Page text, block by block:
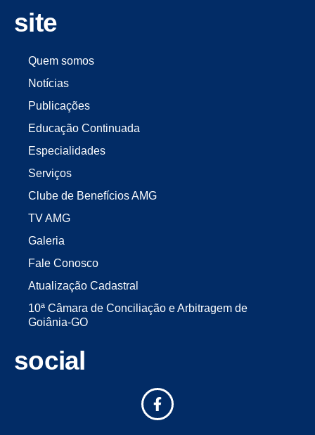
site
Quem somos
Notícias
Publicações
Educação Continuada
Especialidades
Serviços
Clube de Benefícios AMG
TV AMG
Galeria
Fale Conosco
Atualização Cadastral
10ª Câmara de Conciliação e Arbitragem de
Goiânia-GO
social